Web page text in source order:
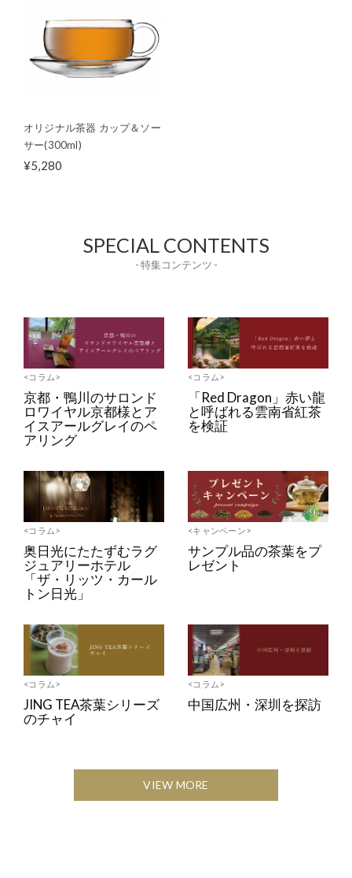
オリジナル茶器 カップ＆ソー
サー(300ml)
¥5,280
SPECIAL CONTENTS
- 特集コンテンツ -
<コラム>
京都・鴨川のサロンド
ロワイヤル京都様とア
イスアールグレイのペ
アリング
<コラム>
「Red Dragon」赤い龍
と呼ばれる雲南省紅茶
を検証
<コラム>
奥日光にたたずむラグ
ジュアリーホテル
「ザ・リッツ・カール
トン日光」
<キャンペーン>
サンプル品の茶葉をプ
レゼント
<コラム>
JING TEA茶葉シリーズ
のチャイ
<コラム>
中国広州・深圳を探訪
VIEW MORE